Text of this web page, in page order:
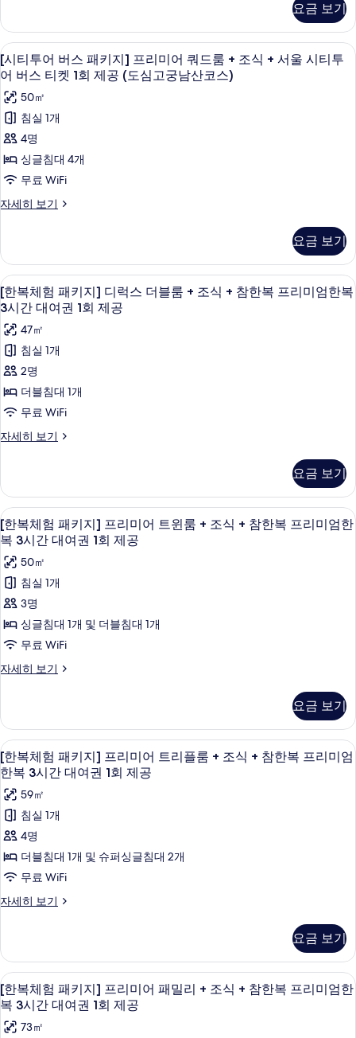
두
보
기
(도
심
고
궁
남
산
코
스)
사
두
보
기
궁
남
산
코
스)
자
세
히
보
시
티
투
어
버
스
티
켓
1
공
(도
심
고
궁
남
산
코
스)
모
두
보
기
서
시
티
투
어
버
스
티
켓
회
제
공
고
궁
남
산
코
스)
자
세
히
기
리
미
어
패
밀
리
+
조
식
+
시
티
투
어
버
스
티
켓
1
공
(도
심
고
궁
남
산
코
스)
모
두
보
기
버
스
패
키
지]
프
리
미
어
패
리
+
조
서
시
티
투
어
버
스
티
켓
회
제
공
고
궁
남
산
코
스)
자
세
히
기
요금 보기
[시
티
투
어
버
스
패
키
리
미
어
쿼
드
룸
+
조
식
+
시
티
투
어
버
스
티
켓
1
공
(도
심
고
궁
남
산
코
스)
모
두
보
기
고급 침구, 객실 내 금고, 책상, 암막 커튼
4
[시티투어 버스 패키지] 프리미어 쿼드룸 + 조식 + 서울 시티투
어 버스 티켓 1회 제공 (도심고궁남산코스)
50㎡
침실 1개
4명
싱글침대 4개
무료 WiFi
자세히 보기
[시
버
스
패
키
프
리
미
어
쿼
룸
+
조
서
시
티
투
어
버
스
티
켓
회
제
공
고
궁
남
산
코
스)
자
세
히
기
요금 보기
[한
복
체
험
패
키
지]
디
더
블
룸
+
조
식
+
참
한
복
미
엄
한
복
3
시
간
대
여
회
제
공
사
고급 침구, 객실 내 금고, 책상, 암막 커튼
7
[한복체험 패키지] 디럭스 더블룸 + 조식 + 참한복 프리미엄한복
3시간 대여권 1회 제공
47㎡
침실 1개
2명
더블침대 1개
무료 WiFi
자세히 보기
[한
패
키
지]
디
럭
스
더
블
룸
+
식
+
참
프
미
엄
한
복
3
시
간
대
여
권
회
자
세
히
보
기
요금 보기
[한
복
체
험
패
키
지]
프
어
트
윈
룸
+
조
식
+
참
한
리
미
엄
한
고급 침구, 객실 내 금고, 책상, 암막 커튼
5
[한복체험 패키지] 프리미어 트윈룸 + 조식 + 참한복 프리미엄한
복 3시간 대여권 1회 제공
50㎡
침실 1개
3명
싱글침대 1개 및 더블침대 1개
무료 WiFi
자세히 보기
[한
패
키
지]
프
리
미
어
트
윈
룸
조
식
+
복
리
미
엄
한
요금 보기
[한
복
체
험
패
키
지]
프
어
트
리
플
고급 침구, 객실 내 금고, 책상, 암막 커튼
7
[한복체험 패키지] 프리미어 트리플룸 + 조식 + 참한복 프리미엄
한복 3시간 대여권 1회 제공
59㎡
침실 1개
4명
더블침대 1개 및 슈퍼싱글침대 2개
무료 WiFi
자세히 보기
[한
패
키
지]
프
리
미
요금 보기
[한
복
체
고급 침구, 객실 내 금고, 책상, 암막 커튼
6
[한복체험 패키지] 프리미어 패밀리 + 조식 + 참한복 프리미엄한
복 3시간 대여권 1회 제공
73㎡